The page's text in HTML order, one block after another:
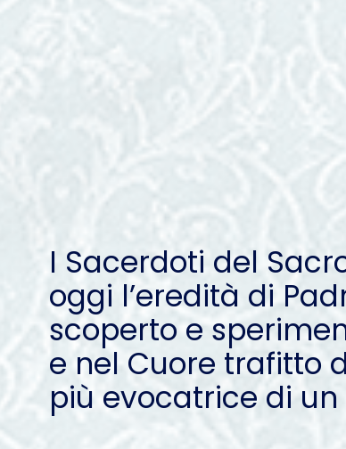
I Sacerdoti del
oggi l’eredità di
scoperto e
e nel Cuore trafitto
più evocatrice di